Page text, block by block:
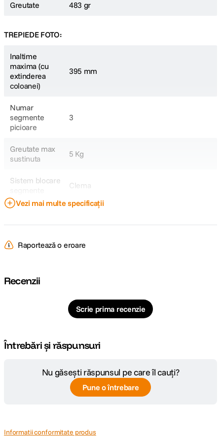
Greutate 483 gr
TREPIEDE FOTO:
Inaltime
maxima (cu
extinderea
coloanei)
395 mm
Numar
segmente
picioare
3
Greutate max
sustinuta
5 Kg
Sistem blocare
Clema
Inaltime minima 27.5 cm
Carbon
Filet aparat
DETALII PRODUCATOR
130952
Vezi mai multe specificații
Raportează o eroare
Recenzii
Scrie prima recenzie
Întrebări și răspunsuri
Nu găsești răspunsul pe care îl cauți?
Pune o întrebare
Informatii conformitate produs